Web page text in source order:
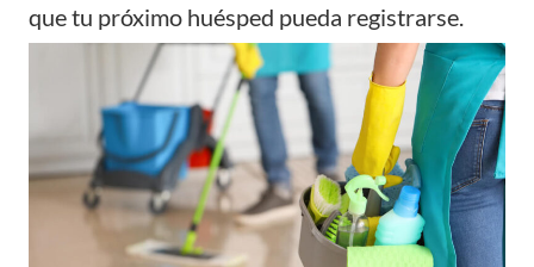
que tu próximo huésped pueda registrarse.